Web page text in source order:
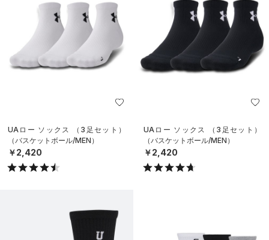
UAロー ソックス （3足セット）
（バスケットボール/MEN）
￥2,420
UAロー ソックス （3足セット）
（バスケットボール/MEN）
￥2,420